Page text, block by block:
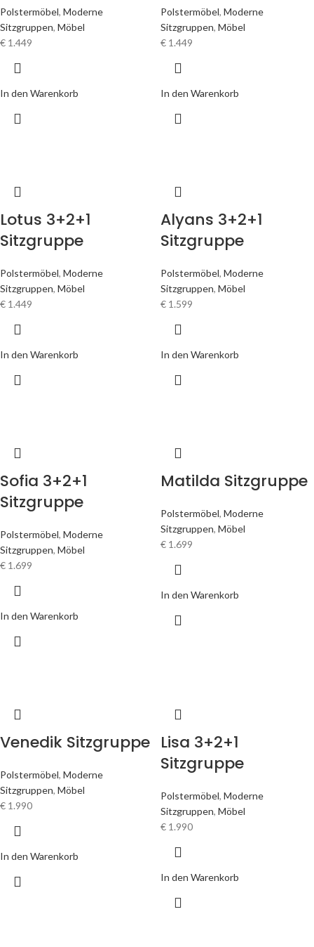
Polstermöbel, Moderne
Sitzgruppen, Möbel
€ 1.449
In den Warenkorb
Polstermöbel, Moderne
Sitzgruppen, Möbel
€ 1.449
In den Warenkorb
Lotus 3+2+1
Sitzgruppe
Polstermöbel, Moderne
Sitzgruppen, Möbel
€ 1.449
In den Warenkorb
Alyans 3+2+1
Sitzgruppe
Polstermöbel, Moderne
Sitzgruppen, Möbel
€ 1.599
In den Warenkorb
Sofia 3+2+1
Sitzgruppe
Polstermöbel, Moderne
Sitzgruppen, Möbel
€ 1.699
In den Warenkorb
Matilda Sitzgruppe
Polstermöbel, Moderne
Sitzgruppen, Möbel
€ 1.699
In den Warenkorb
Venedik Sitzgruppe
Polstermöbel, Moderne
Sitzgruppen, Möbel
€ 1.990
In den Warenkorb
Lisa 3+2+1
Sitzgruppe
Polstermöbel, Moderne
Sitzgruppen, Möbel
€ 1.990
In den Warenkorb